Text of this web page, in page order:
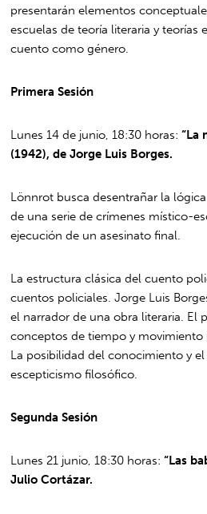
presentarán elementos
escuelas de teoría literaria y teorías
cuento como género.
Primera Sesión
Lunes 14 de junio, 18:30 horas:“La
(1942), de Jorge Luis Borges.
Lönnrot busca desentrañar la
de una serie de crímenes místico-
ejecución de un asesinato final.
La estructura clásica del cuento
cuentos policiales. Jorge Luis
el narrador de una obra literaria. El
conceptos de tiempo y movimiento
La posibilidad del conocimiento y
escepticismo filosófico.
Segunda Sesión
Lunes 21 junio, 18:30 horas:“Las
Julio Cortázar.